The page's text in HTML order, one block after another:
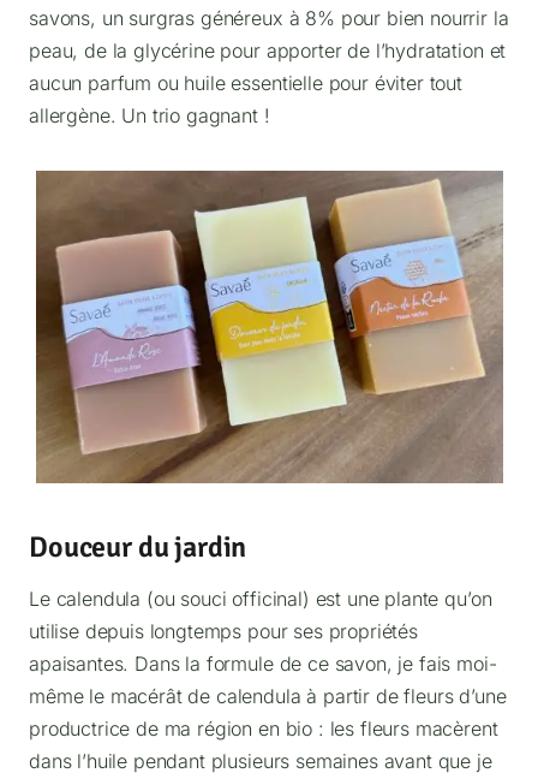
savons, un surgras généreux à 8% pour bien nourrir la
peau, de la glycérine pour apporter de l’hydratation et
aucun parfum ou huile essentielle pour éviter tout
allergène. Un trio gagnant !
Douceur du jardin
Le calendula (ou souci officinal) est une plante qu’on
utilise depuis longtemps pour ses propriétés
apaisantes. Dans la formule de ce savon, je fais moi-
même le macérât de calendula à partir de fleurs d’une
productrice de ma région en bio : les fleurs macèrent
dans l’huile pendant plusieurs semaines avant que je